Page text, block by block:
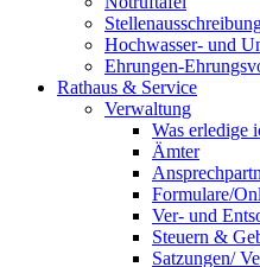
Hochwasser- und
Ehrungen-
Rathaus & Service
Verwaltung
Was erledige
Ämter
Formulare/
Ver- und
Steuern &
Satzungen/